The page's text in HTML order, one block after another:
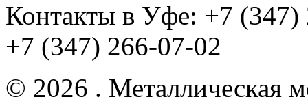
Контакты в Уфе: +7 (347)
+7 (347) 266-07-02
© 2026 . Металлическая